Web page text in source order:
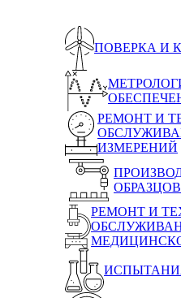
ПОВЕРКА И
РЕМОНТ И
ИЗМЕРЕНИЙ
ОБРАЗЦОВ
РЕМОНТ И